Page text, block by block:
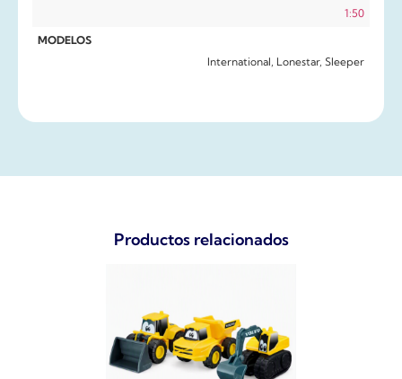
1:50
MODELOS
International, Lonestar, Sleeper
Productos relacionados